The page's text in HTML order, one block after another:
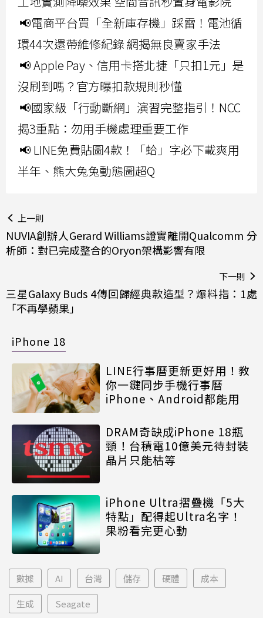
📢電商平台買「全新庫存機」踩雷！電池循
環44次還帶維修紀錄 網揭無良賣家手法
📢 Apple Pay、信用卡搭北捷「只扣1元」是
沒刷到嗎？官方曝扣款規則秒懂
📢國家級「行動斷網」演習完整指引！NCC
揭3重點：勿用手機處理重要工作
📢 LINE免費貼圖4款！「蛤」字必下載爽用
半年、熊大兔兔動態圖超Q
上一則
NUVIA創辦人Gerard Williams證實離開Qualcomm 分
析師：對已完成整合的Oryon架構影響有限
下一則
三星Galaxy Buds 4傳回歸經典款造型？爆料指：1處
「不再學蘋果」
iPhone 18
LINE行事曆更新更好用！教
你一鍵同步手機行事曆
iPhone、Android都能用
DRAM奇缺成iPhone 18瓶
頸！台積電10億美元待封裝
晶片只能枯等
iPhone Ultra摺疊機「5大
特點」配得起Ultra名字！
果粉看完更心動
數據 AI 台灣 儲存 硬體 成本
生成 Seagate